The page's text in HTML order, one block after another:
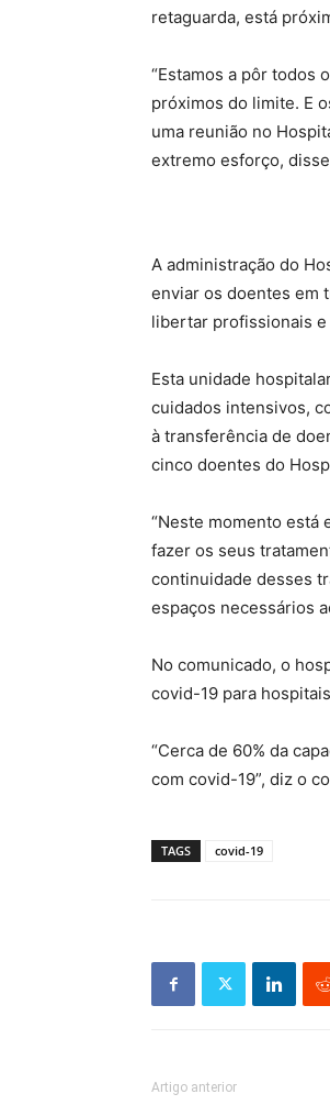
retaguarda, está
“Estamos a pôr todos
próximos do limite. E
uma reunião no
extremo esforço,
A administração do
enviar os doentes em
libertar profissionais
Esta unidade
cuidados intensivos,
à transferência de
cinco doentes do
“Neste momento está
fazer os seus
continuidade desses
espaços necessários
No comunicado, o
covid-19 para
“Cerca de 60% da
com covid-19”, diz o
TAGS covid-19
Artigo anterior